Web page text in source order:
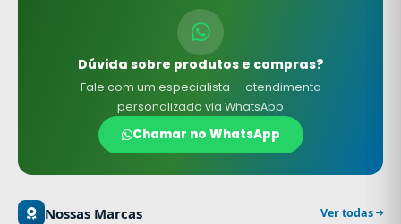
Dúvida sobre produtos e compras?
Fale com um especialista — atendimento
personalizado via WhatsApp
Chamar no WhatsApp
Nossas Marcas Ver todas